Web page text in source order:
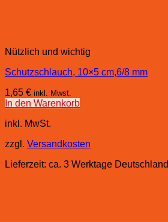
Nützlich und wichtig
Schutzschlauch, 10×5 cm,6/8 mm
1,65 € inkl. Mwst.
In den Warenkorb
inkl. MwSt.
zzgl. Versandkosten
Lieferzeit: ca. 3 Werktage Deutschland